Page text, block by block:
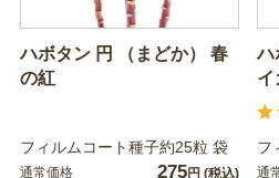
ハボタン 円 （まどか） 春
の紅
フィルムコート種子約25粒 袋
通常価格 275円 (税込)
ハ
イ
フ
通